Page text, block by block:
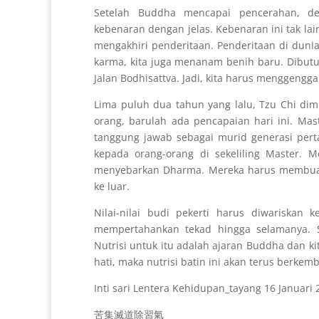
Setelah Buddha mencapai pencerahan,
kebenaran dengan jelas. Kebenaran ini tak
mengakhiri penderitaan. Penderitaan di
karma, kita juga menanam benih baru.
Jalan Bodhisattva. Jadi, kita harus
Lima puluh dua tahun yang lalu, Tzu Chi
orang, barulah ada pencapaian hari ini.
tanggung jawab sebagai murid generasi
kepada orang-orang di sekeliling Master.
menyebarkan Dharma. Mereka harus
ke luar.
Nilai-nilai budi pekerti harus diwariskan
mempertahankan tekad hingga
Nutrisi untuk itu adalah ajaran Buddha dan
hati, maka nutrisi batin ini akan terus
Inti sari Lentera Kehidupan_tayang 16 Januari
苦集滅道除習氣